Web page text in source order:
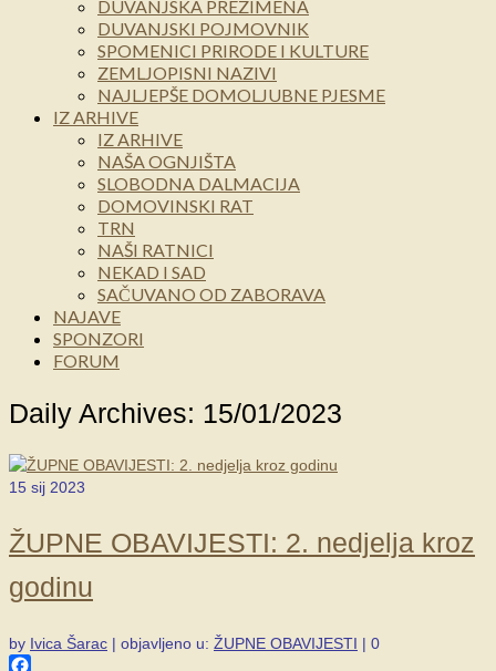
DUVANJSKA PREZIMENA
DUVANJSKI POJMOVNIK
SPOMENICI PRIRODE I KULTURE
ZEMLJOPISNI NAZIVI
NAJLJEPŠE DOMOLJUBNE PJESME
IZ ARHIVE
IZ ARHIVE
NAŠA OGNJIŠTA
SLOBODNA DALMACIJA
DOMOVINSKI RAT
TRN
NAŠI RATNICI
NEKAD I SAD
SAČUVANO OD ZABORAVA
NAJAVE
SPONZORI
FORUM
Daily Archives: 15/01/2023
15 sij 2023
ŽUPNE OBAVIJESTI: 2. nedjelja kroz
godinu
by Ivica Šarac | objavljeno u: ŽUPNE OBAVIJESTI | 0